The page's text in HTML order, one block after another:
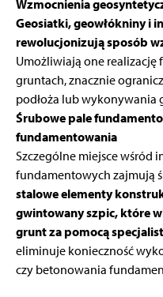
Wzmocnienia
Geosiatki, geowłókniny i
rewolucjonizują sposób
Umożliwiają one realizację
gruntach, znacznie
podłoża lub wykonywania
Śrubowe pale
fundamentowania
Szczególne miejsce wśród
fundamentowych zajmują
stalowe elementy
gwintowany szpic, które
grunt za pomocą
eliminuje konieczność
czy betonowania